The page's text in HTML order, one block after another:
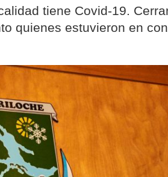
tiene Covid-19.
quienes estuvieron en